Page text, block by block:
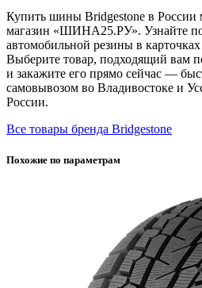
Купить шины Bridgestone в России
магазин «ШИНА25.РУ». Узнайте
автомобильной резины в
Выберите товар, подходящий вам
и закажите его прямо сейчас —
самовывозом во Владивостоке и
России.
Все товары бренда Bridgestone
Похожие по параметрам